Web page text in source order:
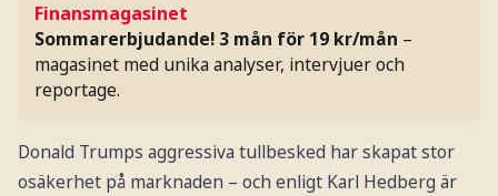
Finansmagasinet
Sommarerbjudande! 3 mån för 19 kr/mån –
magasinet med unika analyser, intervjuer och
reportage.
Donald Trumps aggressiva tullbesked har skapat stor
osäkerhet på marknaden – och enligt Karl Hedberg är